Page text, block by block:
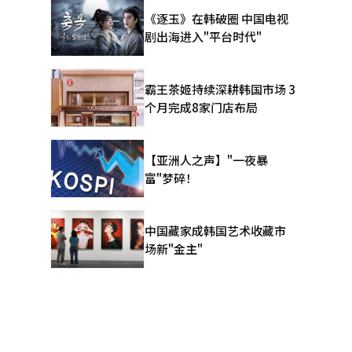
化阶
陷控制
《逐玉》在韩破圈 中国电视
剧出海进入"平台时代"
霸王茶姬持续深耕韩国市场 3
个月完成8家门店布局
【亚洲人之声】"一夜暴
富"梦碎！
中国藏家成韩国艺术收藏市
场新"金主"